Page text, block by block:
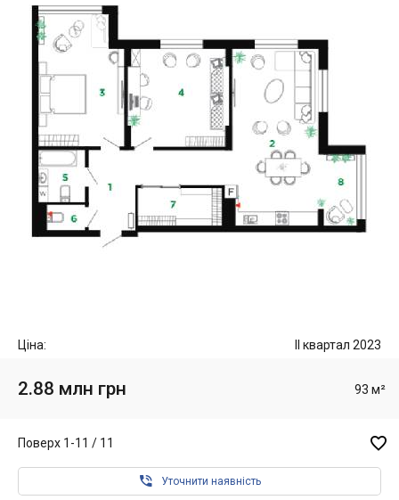
Ціна: II квартал 2023
2.88 млн грн 93 м²
Поверх 1-11 / 11 
 Уточнити наявність